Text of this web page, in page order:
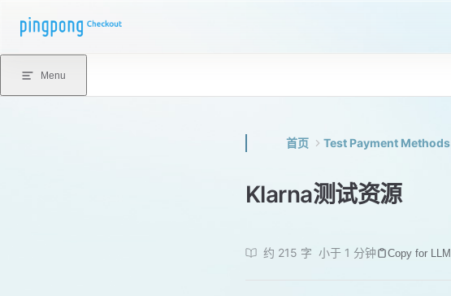
Skip to content
Menu
首页 Test Payment Methods
Klarna测试资源
约 215 字 小于 1 分钟 Copy for LLM